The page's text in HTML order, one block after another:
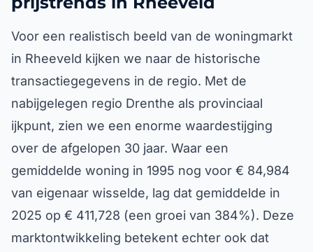
Voor een realistisch beeld van de woningmarkt
in Rheeveld kijken we naar de historische
transactiegegevens in de regio. Met de
nabijgelegen regio Drenthe als provinciaal
ijkpunt, zien we een enorme waardestijging
over de afgelopen 30 jaar. Waar een
gemiddelde woning in 1995 nog voor € 84,984
van eigenaar wisselde, lag dat gemiddelde in
2025 op € 411,728 (een groei van 384%). Deze
marktontwikkeling betekent echter ook dat